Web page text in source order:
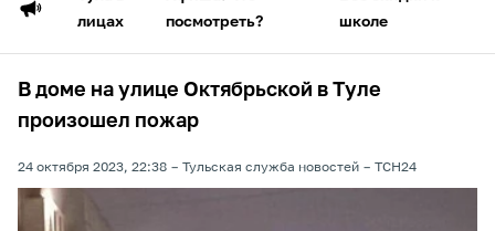
лицах
посмотреть?
школе
В доме на улице Октябрьской в Туле
произошел пожар
24 октября 2023, 22:38 Тульская служба новостей ТСН24